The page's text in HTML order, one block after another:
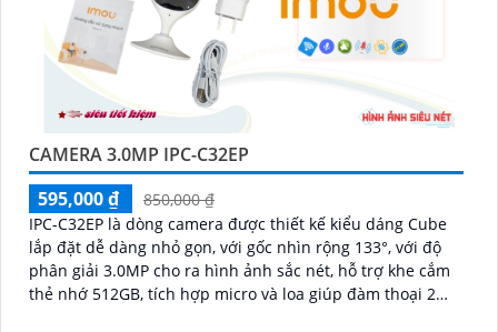
CAMERA 3.0MP IPC-C32EP
595,000 ₫
850,000 ₫
IPC-C32EP là dòng camera được thiết kế kiểu dáng Cube
lắp đặt dễ dàng nhỏ gọn, với gốc nhìn rộng 133°, với độ
phân giải 3.0MP cho ra hình ảnh sắc nét, hỗ trợ khe cắm
thẻ nhớ 512GB, tích hợp micro và loa giúp đàm thoại 2